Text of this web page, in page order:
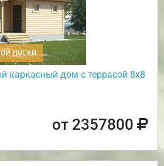
ДОСКИ
каркасный дом с террасой 8х8
от 2357800